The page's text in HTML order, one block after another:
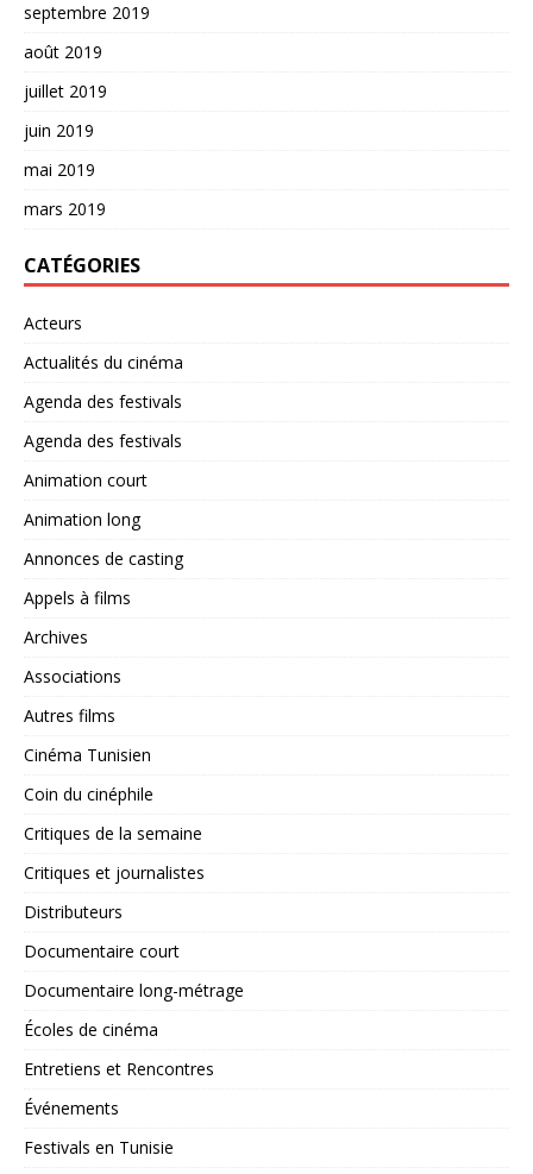
septembre 2019
août 2019
juillet 2019
juin 2019
mai 2019
mars 2019
CATÉGORIES
Acteurs
Actualités du cinéma
Agenda des festivals
Agenda des festivals
Animation court
Animation long
Annonces de casting
Appels à films
Archives
Associations
Autres films
Cinéma Tunisien
Coin du cinéphile
Critiques de la semaine
Critiques et journalistes
Distributeurs
Documentaire court
Documentaire long-métrage
Écoles de cinéma
Entretiens et Rencontres
Événements
Festivals en Tunisie